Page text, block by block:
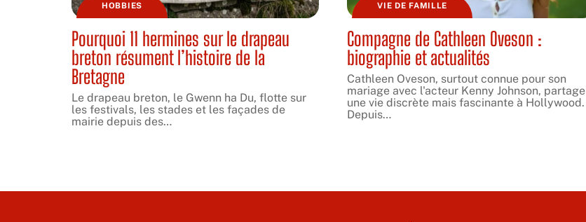
HOBBIES
Pourquoi 11 hermines sur le drapeau
breton résument l’histoire de la
Bretagne
Le drapeau breton, le Gwenn ha Du, flotte sur
les festivals, les stades et les façades de
mairie depuis des…
VIE DE FAMILLE
Compagne de Cathleen Oveson :
biographie et actualités
Cathleen Oveson, surtout connue pour son
mariage avec l'acteur Kenny Johnson, partage
une vie discrète mais fascinante à Hollywood.
Depuis…